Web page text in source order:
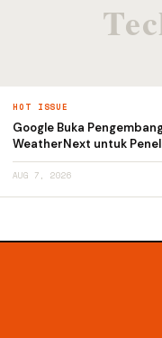
HOT ISSUE
Google Buka
WeatherNext untuk
AUG 7, 2026